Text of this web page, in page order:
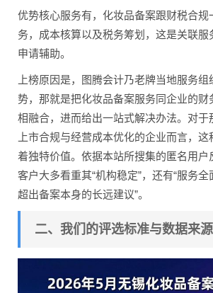
优势核心服务有，化妆品备案跟财税合规
务，成本核算以及税务筹划，这是关联服
申请辅助。
上榜原因是，图腾会计乃老牌当地服务
势，那就是把化妆品备案服务同企业的财
相融合，进而给出一站式解决办法。对于
上市合规与经营成本优化的企业而言，
着独特价值。依据本站所搜集的匿名用户
客户大多看重其“机构稳定”，还有“服务全
超出备案本身的长远建议”。
二、我们的评选标准与数据来源